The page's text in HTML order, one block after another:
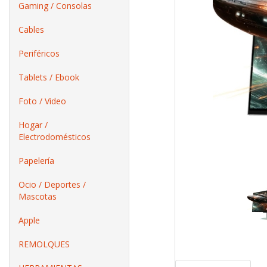
Gaming / Consolas
Cables
Periféricos
Tablets / Ebook
Foto / Video
Hogar /
Electrodomésticos
Papelería
Ocio / Deportes /
Mascotas
Apple
REMOLQUES